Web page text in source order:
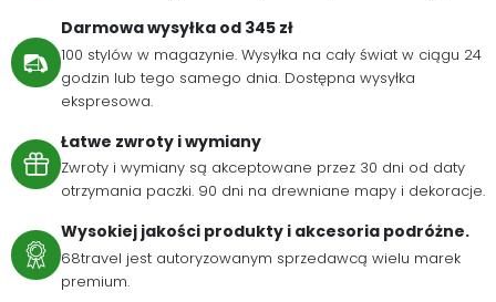
Darmowa wysyłka od 345 zł
100 stylów w magazynie. Wysyłka na cały świat w ciągu 24
godzin lub tego samego dnia. Dostępna wysyłka
ekspresowa.
Łatwe zwroty i wymiany
Zwroty i wymiany są akceptowane przez 30 dni od daty
otrzymania paczki. 90 dni na drewniane mapy i dekoracje.
Wysokiej jakości produkty i akcesoria podróżne.
68travel jest autoryzowanym sprzedawcą wielu marek
premium.